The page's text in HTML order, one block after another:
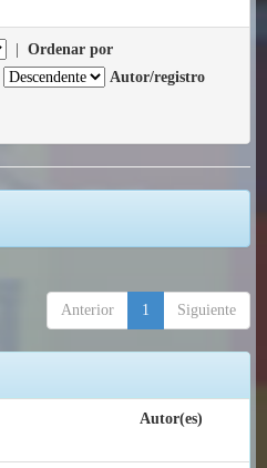
Ordenar por
Autor/registro
Anterior 1 Siguiente
Autor(es)